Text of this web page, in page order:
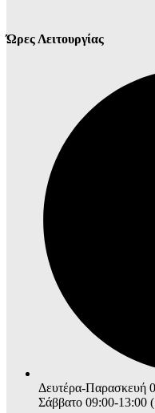
Ώρες Λειτουργίας
Δευτέρα-Παρασκευή
Σάββατο 09:00-13:00